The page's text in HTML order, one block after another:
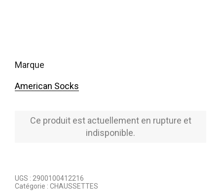
marque
American Socks
Ce produit est actuellement en rupture et
indisponible.
UGS : 2900100412216
Catégorie : CHAUSSETTES